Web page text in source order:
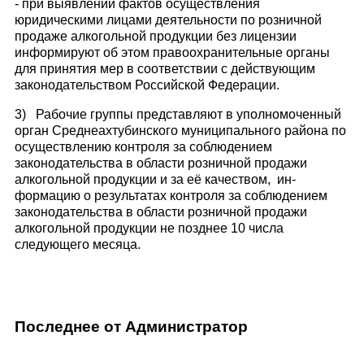
- при выявлении фактов осуществления
юридическими лицами дея­тельности по розничной
продаже алкогольной продукции без ли­цензии
информируют об этом правоохранительные органы
для принятия мер в соответствии с действующим
законодательством Российской Федерации.
3) Рабочие группы представляют в уполномоченный
орган Среднеахтубинского муниципального района по
осуществлению контроля за соблюдением
законодательства в области розничной продажи
алкогольной продукции и за её качеством, ин­
формацию о результатах контроля за соблюдением
законодательства в области розничной продажи
алкогольной продукции не позднее 10 числа
следующего месяца.
Последнее от Администратор